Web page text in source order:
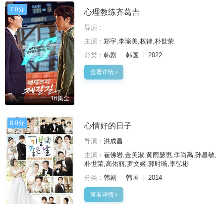
7.0分
16集全
心理教练齐葛吉
导演：
主演： 郑宇,李瑜美,权律,朴世荣
分类： 韩剧 韩国 2022
查看详情
8.0分 心情好的日子
导演： 洪成昌
主演： 崔佛岩,金美淑,黄雨瑟惠,李尚禹,孙昌敏,
朴世荣,高佑丽,罗文姬,郭时旸,李弘彬
分类： 韩剧 韩国 2014
查看详情